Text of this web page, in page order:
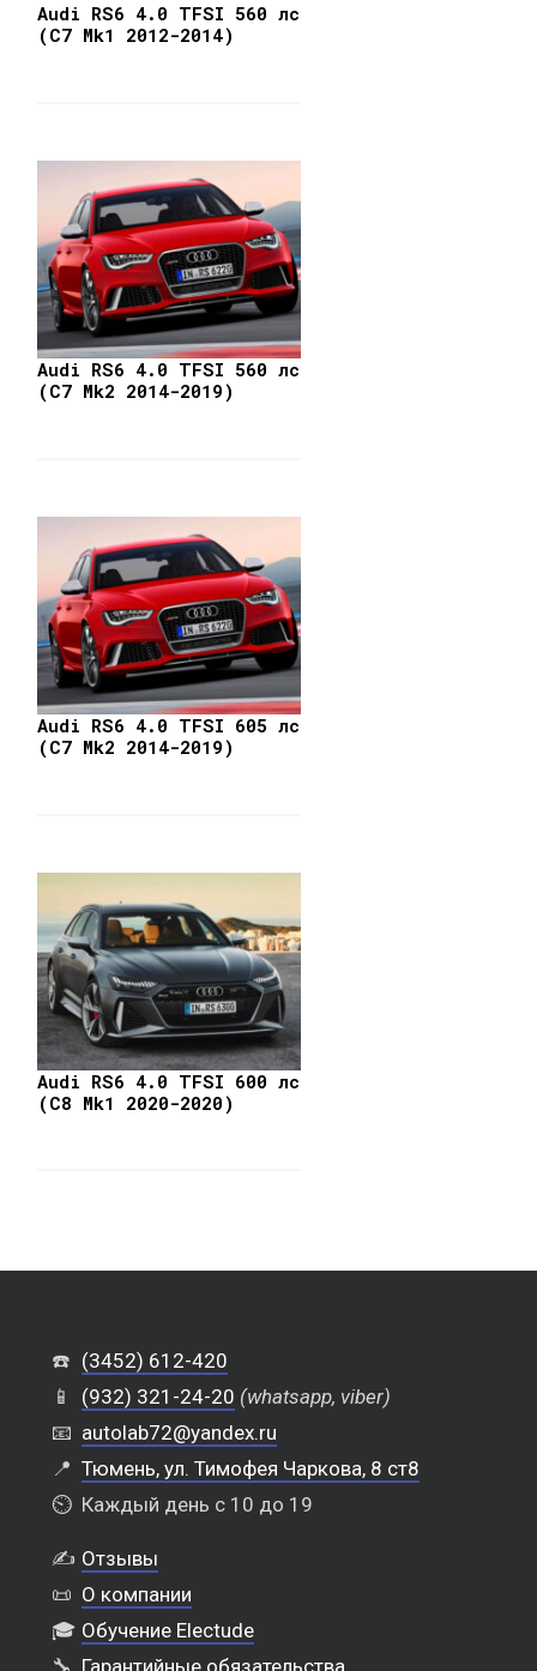
Audi RS6 4.0 TFSI 560 лс
(C7 Mk1 2012-2014)
Audi RS6 4.0 TFSI 560 лс
(C7 Mk2 2014-2019)
Audi RS6 4.0 TFSI 605 лс
(C7 Mk2 2014-2019)
Audi RS6 4.0 TFSI 600 лс
(C8 Mk1 2020-2020)
☎️ (3452) 612-420
📱
(932) 321-24-20 (whatsapp, viber)
📧 autolab72@yandex.ru
📍 Тюмень, ул. Тимофея Чаркова, 8 ст8
⏲️ Каждый день с 10 до 19
✍️ Отзывы
📜 О компании
🎓 Обучение Electude